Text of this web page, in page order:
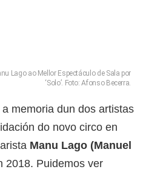
Lago ao Mellor Espectáculo de Sala por
‘Solo’. Foto: Afonso Becerra.
memoria dun dos artistas
do novo circo en
Manu Lago (Manuel
2018. Puidemos ver